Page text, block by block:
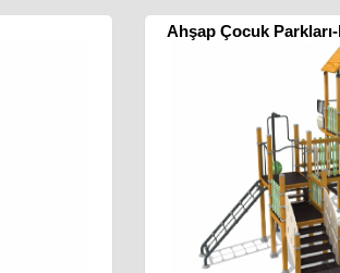
Ahşap Çocuk